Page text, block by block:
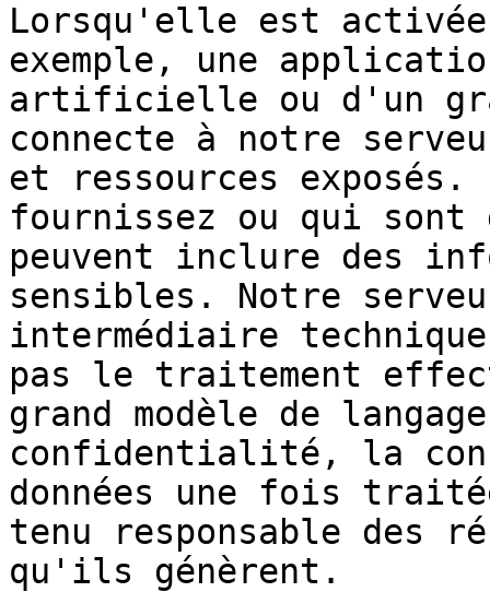
Lorsqu'elle est
exemple, une
artificielle ou d'un
connecte à notre
et ressources exposés.
fournissez ou qui sont
peuvent inclure des
sensibles. Notre
intermédiaire
pas le traitement
grand modèle de
confidentialité, la
données une fois
tenu responsable des
qu'ils génèrent.